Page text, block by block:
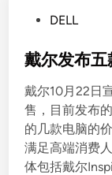
s
e
d
i
n
DELL
戴尔发布
戴尔10月22日
售，目前发布
的几款电脑的
满足高端消费
体包括戴尔